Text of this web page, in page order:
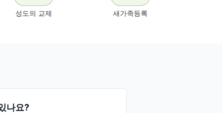
성도의 교제 새가족등록
나요?